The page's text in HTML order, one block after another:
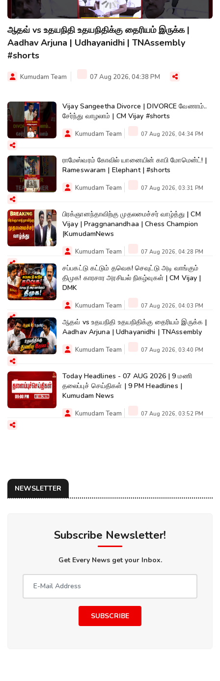
ஆதவ் vs உதயநிதி உதயநிதிக்கு தைரியம் இருக்க |
Aadhav Arjuna | Udhayanidhi | TNAssembly
#shorts
Kumudam Team 07 Aug 2026, 04:38 PM
Vijay Sangeetha Divorce | DIVORCE வேணாம்..
சேர்ந்து வாழலாம் | CM Vijay #shorts
Kumudam Team 07 Aug 2026, 04:34 PM
ராமேஸ்வரம் கோவில் யானையின் காபி மோமென்ட்! |
Rameswaram | Elephant | #shorts
Kumudam Team 07 Aug 2026, 03:31 PM
பிரக்ஞானந்தாவிற்கு முதலமைச்சர் வாழ்த்து | CM
Vijay | Praggnanandhaa | Chess Champion
|KumudamNews
Kumudam Team 07 Aug 2026, 04:28 PM
சப்பகட்டு கட்டும் தவெக! செவுட்டு அடி வாங்கும்
திமுக! காரசார அரசியல் நிகழ்வுகள் | CM Vijay |
DMK
Kumudam Team 07 Aug 2026, 04:03 PM
ஆதவ் vs உதயநிதி உதயநிதிக்கு தைரியம் இருக்க |
Aadhav Arjuna | Udhayanidhi | TNAssembly
Kumudam Team 07 Aug 2026, 03:40 PM
Today Headlines - 07 AUG 2026 | 9 மணி
தலைப்புச் செய்திகள் | 9 PM Headlines |
Kumudam News
Kumudam Team 07 Aug 2026, 03:52 PM
NEWSLETTER
Subscribe Newsletter!
Get Every News get your Inbox.
SUBSCRIBE